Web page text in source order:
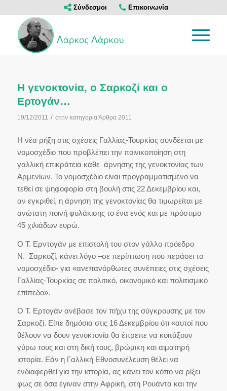
Σύνδεσμοι Επικοινωνία
Η γενοκτονία, ο Σαρκοζί και ο
Ερτογάν…
19/12/2011 / στην κατηγορίαΆρθρα 2011
Η νέα ρήξη στις σχέσεις Γαλλίας-Τουρκίας συνδέεται με
νομοσχέδιο που προβλέπει την ποινικοποίηση στη
γαλλική επικράτεια κάθε άρνησης της γενοκτονίας των
Αρμενίων. Το νομοσχέδιο είναι προγραμματισμένο να
τεθεί σε ψηφοφορία στη βουλή στις 22 Δεκεμβρίου και,
αν εγκριθεί, η άρνηση της γενοκτονίας θα τιμωρείται με
ανώτατη ποινή φυλάκισης το ένα ενός και με πρόστιμο
45 χιλιάδων ευρώ.
Ο Τ. Ερντογάν με επιστολή του στον γάλλο πρόεδρο
Ν. Σαρκοζί, κάνει λόγο –σε περίπτωση που περάσει το
νομοσχέδιο- για «ανεπανόρθωτες συνέπειες στις σχέσεις
Γαλλίας-Τουρκίας σε πολιτικό, οικονομικό και πολιτισμικό
επίπεδο».
Ο Τ. Ερτογάν ανέβασε τον πήχυ της σύγκρουσης με τον
Σαρκοζί. Είπε δημόσια στις 16 Δεκεμβρίου ότι «αυτοί που
θέλουν να δουν γενοκτονία θα έπρεπε να κοιτάξουν
γύρω τους και στη δική τους, βρώμικη και αιματηρή
ιστορία. Εάν η Γαλλική Εθνοσυνέλευση θέλει να
ενδιαφερθεί για την ιστορία, ας κάνει τον κόπο να ρίξει
φως σε όσα έγιναν στην Αφρική, στη Ρουάντα και την